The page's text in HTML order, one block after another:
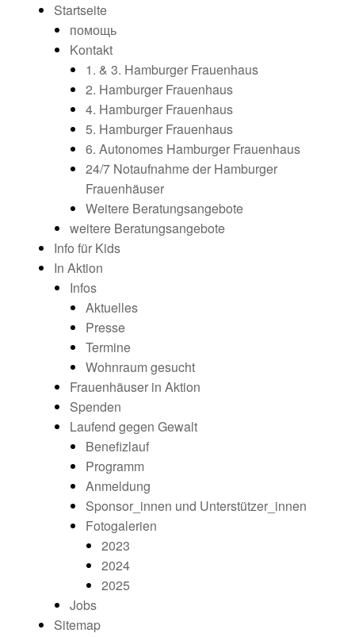
Startseite
помощь
Kontakt
1. & 3. Hamburger Frauenhaus
2. Hamburger Frauenhaus
4. Hamburger Frauenhaus
5. Hamburger Frauenhaus
6. Autonomes Hamburger Frauenhaus
24/7 Notaufnahme der Hamburger
Frauenhäuser
Weitere Beratungsangebote
weitere Beratungsangebote
Info für Kids
In Aktion
Infos
Aktuelles
Presse
Termine
Wohnraum gesucht
Frauenhäuser in Aktion
Spenden
Laufend gegen Gewalt
Benefizlauf
Programm
Anmeldung
Sponsor_innen und Unterstützer_innen
Fotogalerien
2023
2024
2025
Jobs
Sitemap